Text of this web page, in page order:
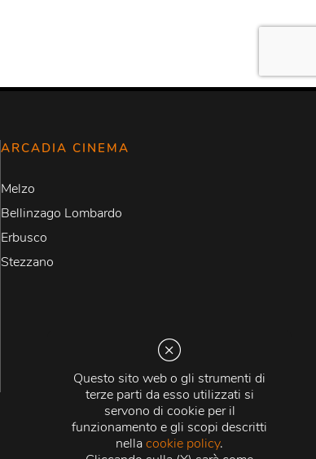
Questo sito web o gli strumenti di
terze parti da esso utilizzati si
servono di cookie per il
funzionamento e gli scopi descritti
nellacookie policy.
ARCADIA CINEMA
Melzo
Bellinzago Lombardo
Erbusco
Stezzano